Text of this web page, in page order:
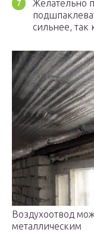
Желательно
сильнее, так
Воздухоотвод
металлическим